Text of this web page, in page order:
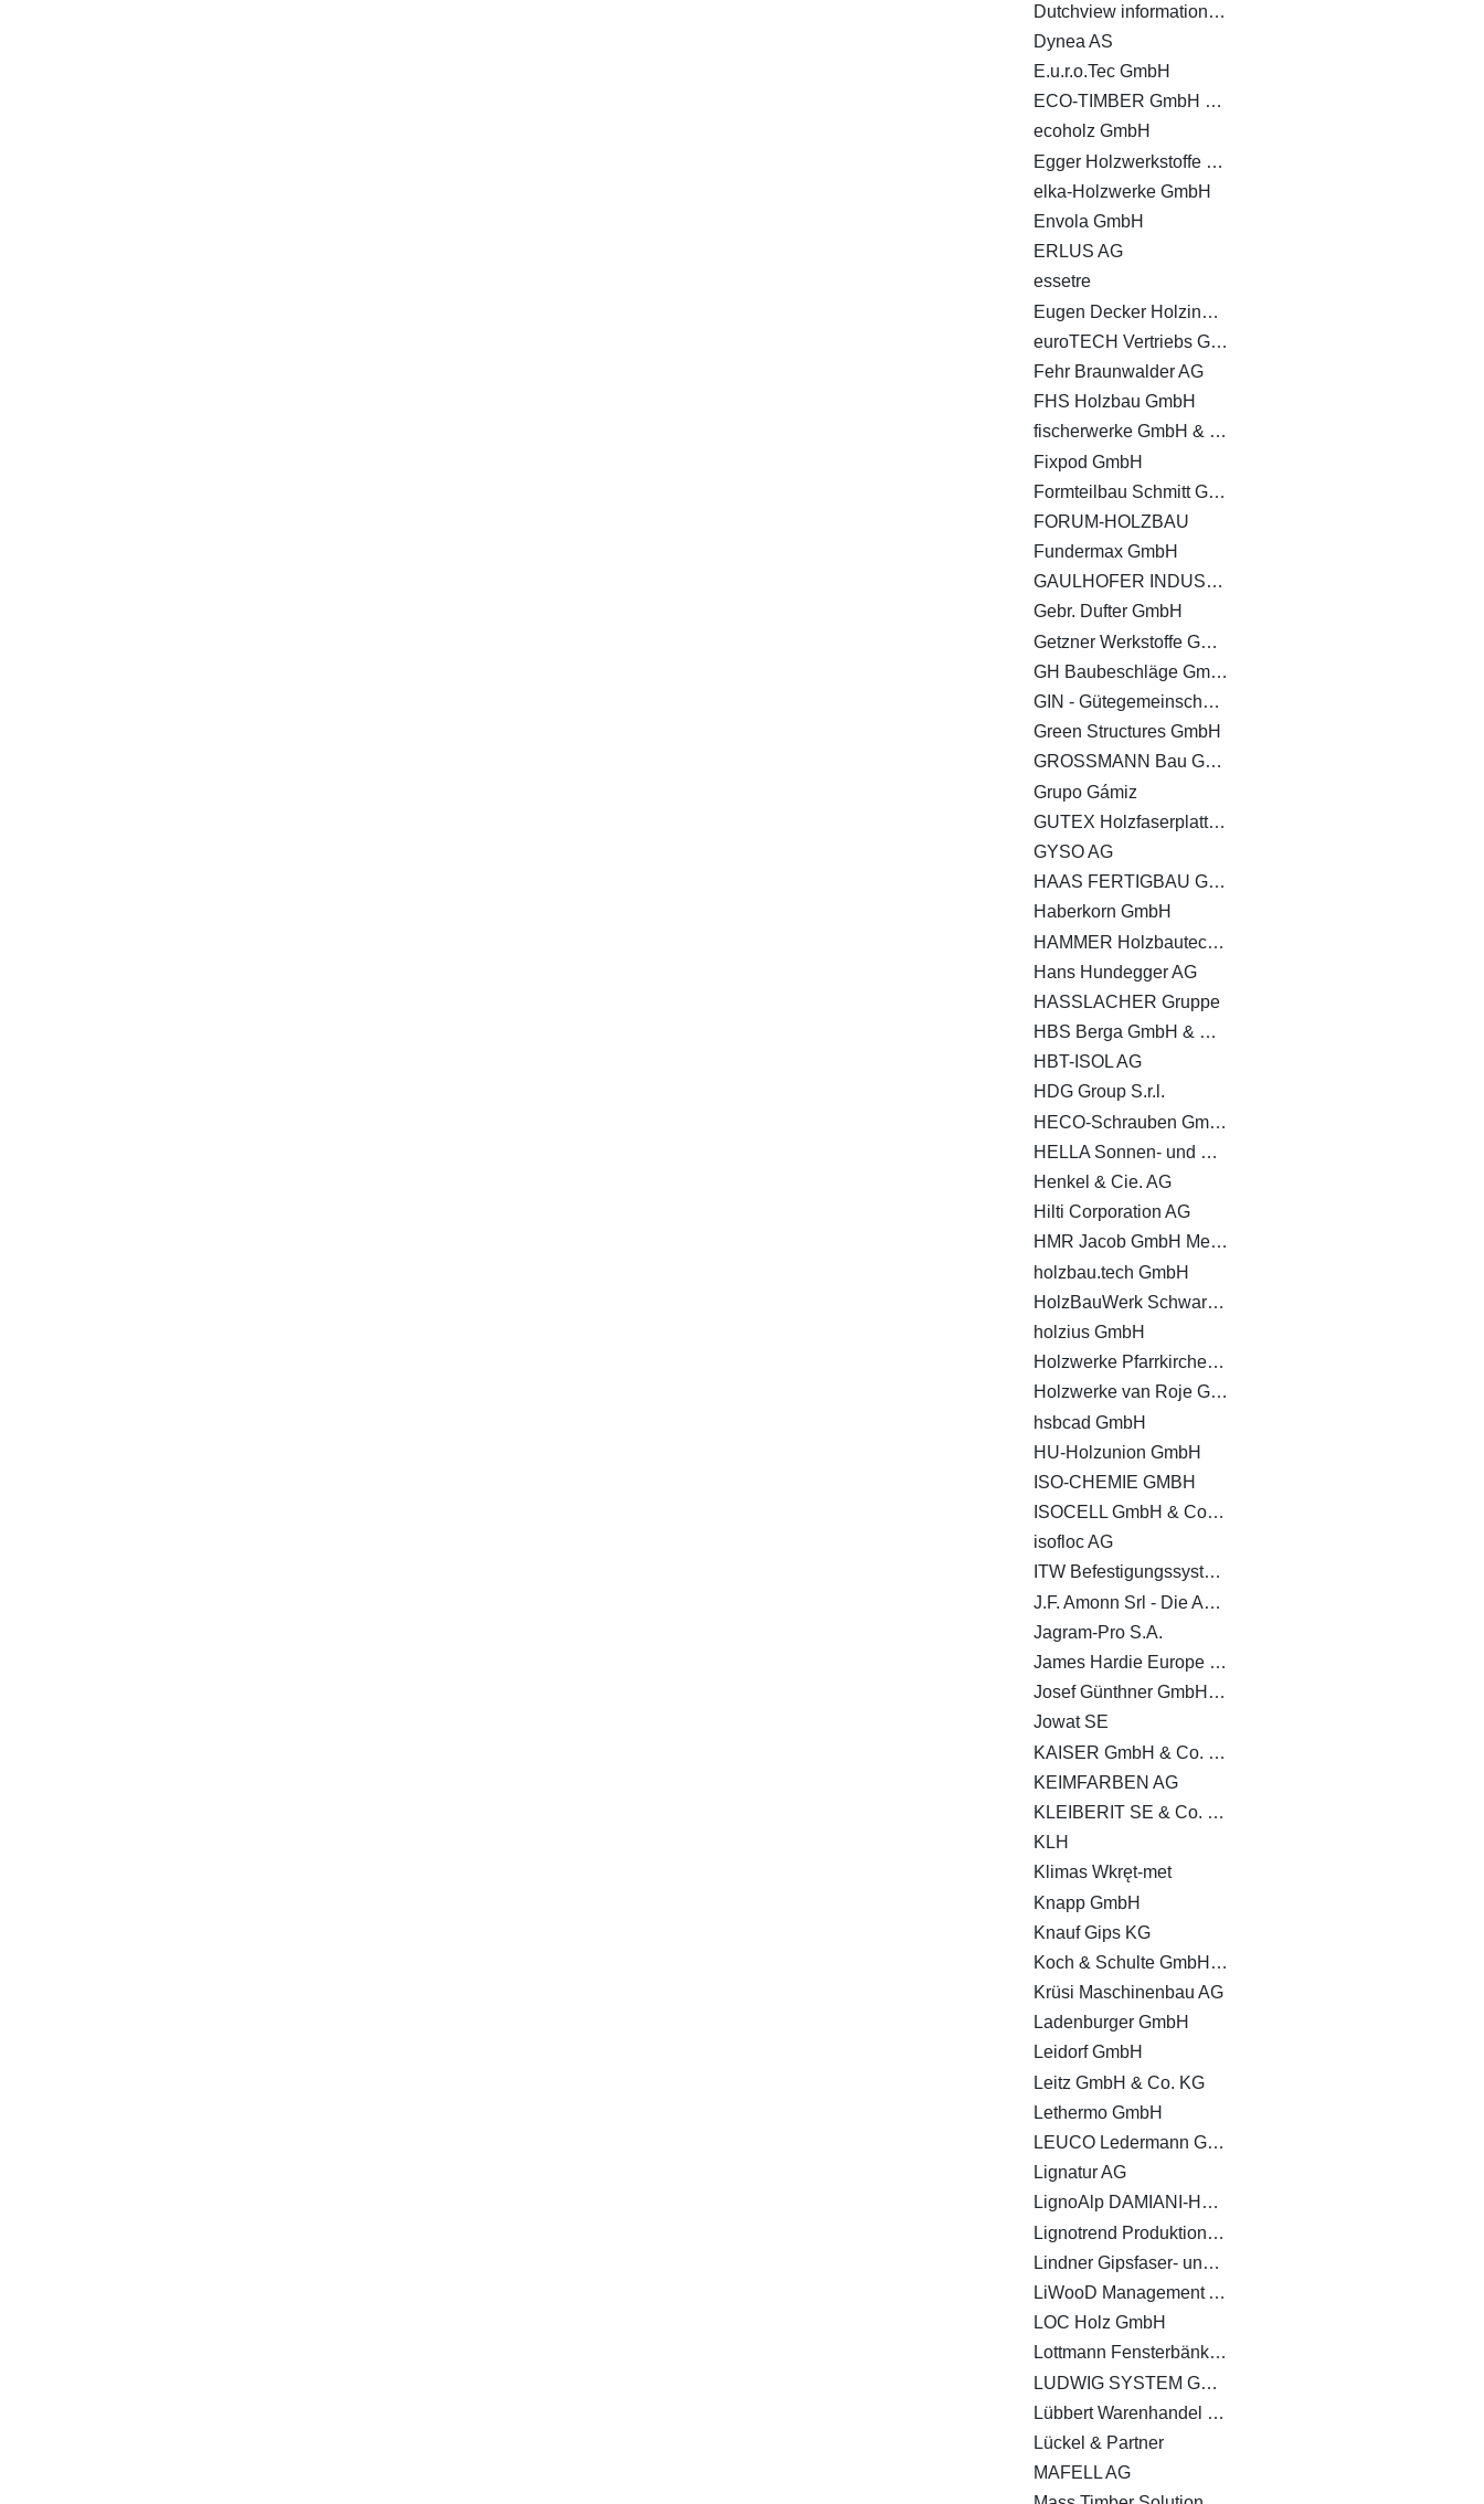
Dutchview information technology GmbH
Dynea AS
E.u.r.o.Tec GmbH
ECO-TIMBER GmbH & Co. KG
ecoholz GmbH
Egger Holzwerkstoffe Wismar GmbH & Co. KG
elka-Holzwerke GmbH
Envola GmbH
ERLUS AG
essetre
Eugen Decker Holz­industrie GmbH & Co. KG
euroTECH Vertriebs GmbH
Fehr Braunwalder AG
FHS Holzbau GmbH
fischerwerke GmbH & Co. KG
Fixpod GmbH
Formteilbau Schmitt GmbH & Co. KG
FORUM-HOLZBAU
Fundermax GmbH
GAULHOFER INDUSTRIE-HOLDING GMBH
Gebr. Dufter GmbH
Getzner Werkstoffe GmbH
GH Baubeschläge GmbH
GIN - Gütegemeinschaft Nagelplattenprodukte e.V. - Interessenverband Nagelplatten e.V.
Green Structures GmbH
GROSSMANN Bau GmbH & Co. KG
Grupo Gámiz
GUTEX Holzfaserplattenwerk
GYSO AG
HAAS FERTIGBAU GMBH
Haberkorn GmbH
HAMMER Holzbautechnik GmbH
Hans Hundegger AG
HASSLACHER Gruppe
HBS Berga GmbH & Co. KG
HBT-ISOL AG
HDG Group S.r.l.
HECO-Schrauben GmbH & Co. KG
HELLA Sonnen- und Wetterschutztechnik GmbH
Henkel & Cie. AG
Hilti Corporation AG
HMR Jacob GmbH Metallwaren
holzbau.tech GmbH
HolzBauWerk Schwarzwald GmbH
holzius GmbH
Holzwerke Pfarrkirchen GmbH
Holzwerke van Roje GmbH & Co. KG
hsbcad GmbH
HU-Holzunion GmbH
ISO-CHEMIE GMBH
ISOCELL GmbH & Co KG
isofloc AG
ITW Befestigungssysteme GmbH
J.F. Amonn Srl - Die Abteilung Color
Jagram-Pro S.A.
James Hardie Europe GmbH
Josef Günthner GmbH & Co.KG
Jowat SE
KAISER GmbH & Co. KG
KEIMFARBEN AG
KLEIBERIT SE & Co. KG
KLH
Klimas Wkręt-met
Knapp GmbH
Knauf Gips KG
Koch & Schulte GmbH & Co. KG
Krüsi Maschinenbau AG
Ladenburger GmbH
Leidorf GmbH
Leitz GmbH & Co. KG
Lethermo GmbH
LEUCO Ledermann GmbH & Co. KG
Lignatur AG
LignoAlp DAMIANI-HOLZ&KO AG
Lignotrend Produktions GmbH
Lindner Gipsfaser- und Trockenbauprodukte GmbH
LiWooD Management AG
LOC Holz GmbH
Lottmann Fensterbänke GmbH
LUDWIG SYSTEM GMBH & CO KG
Lübbert Warenhandel GmbH
Lückel & Partner
MAFELL AG